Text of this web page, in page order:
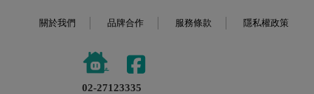
關於我們 品牌合作 服務條款 隱私權政策
02-27123335